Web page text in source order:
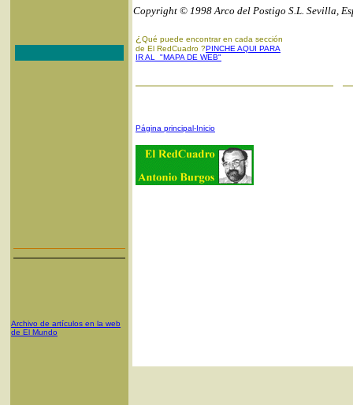
Archivo de artículos en la web
de El Mundo
Copyright © 1998 Arco del Postigo S.L. Sevilla,
¿ Qué puede encontrar en cada sección
de El RedCuadro ?PINCHE AQUI PARA
IR AL "MAPA DE WEB"
Página principal-Inicio